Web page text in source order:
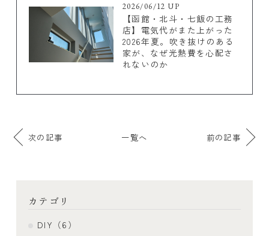
2026/06/12 UP
【函館・北斗・七飯の工務
店】電気代がまた上がった
2026年夏。吹き抜けのある
家が、なぜ光熱費を心配さ
れないのか
次の記事 一覧へ 前の記事
カテゴリ
DIY（6）